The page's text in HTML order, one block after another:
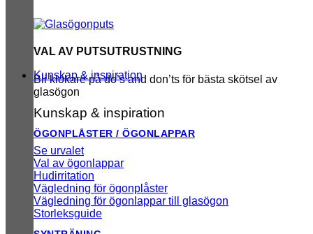
VAL AV PUTSUTRUSTNING
Bli klokare på do’s and don’ts för bästa skötsel av
glasögon
Kunskap & inspiration
Kunskap & inspiration
ÖGONPLÅSTER / ÖGONLAPPAR
Se urvalet
Val av ögonlappar
Hudirritation
Vägledning för ögonplåster
Vägledning för ögonlappar till glasögon
Storleksguide